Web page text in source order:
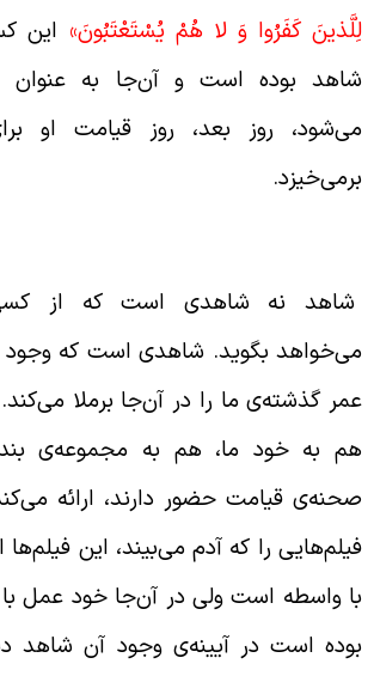
كَفَرُوا وَ لا هُمْ يُسْتَعْتَبُونَ‏»این
بوده است و آن‌جا به عنوان
روز بعد، روز قیامت او
نه شاهدی است که از
بگوید. شاهدی است که وجود او
گذشته‌ی ما را در آن‌جا برملا می‌کند.
به خود ما، هم به مجموعه‌ی
قیامت حضور دارند، ارائه
را که آدم می‌بیند، این فیلم‌ها
واسطه است ولی در آن‌جا خود عمل با
است در آیینه‌ی وجود آن شاهد